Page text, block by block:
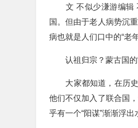
文 不似少溓游编辑
国。但由于老人病势沉
病也就是人们口中的“老
认祖归宗？蒙古国的“
大家都知道，在历史
他们不仅加入了联合国
乎有一个“阳谋”渐渐浮